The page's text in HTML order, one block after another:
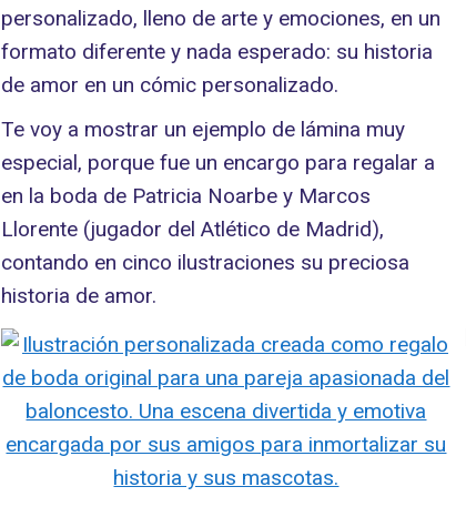
personalizado, lleno de arte y emociones, en un
formato diferente y nada esperado: su historia
de amor en un cómic personalizado.
Te voy a mostrar un ejemplo de lámina muy
especial, porque fue un encargo para regalar a
en la boda de Patricia Noarbe y Marcos
Llorente (jugador del Atlético de Madrid),
contando en cinco ilustraciones su preciosa
historia de amor.